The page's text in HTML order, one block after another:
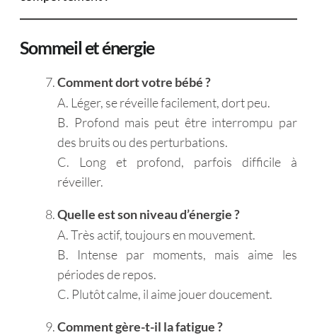
Sommeil et énergie
Comment dort votre bébé ?
A. Léger, se réveille facilement, dort peu.
B. Profond mais peut être interrompu par
des bruits ou des perturbations.
C. Long et profond, parfois difficile à
réveiller.
Quelle est son niveau d’énergie ?
A. Très actif, toujours en mouvement.
B. Intense par moments, mais aime les
périodes de repos.
C. Plutôt calme, il aime jouer doucement.
Comment gère-t-il la fatigue ?